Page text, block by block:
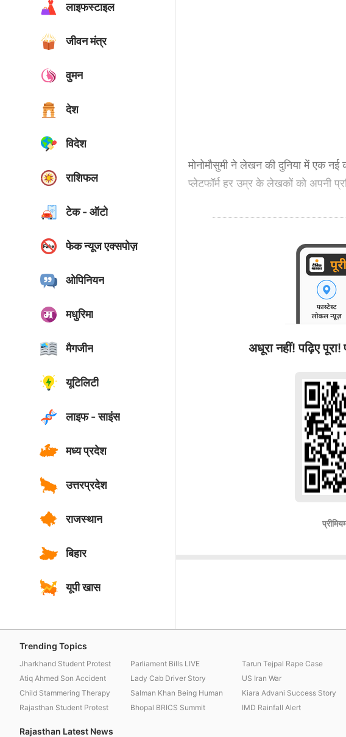
लाइफस्टाइल
जीवन मंत्र
वुमन
देश
विदेश
राशिफल
टेक - ऑटो
फेक न्यूज एक्सपोज़
ओपिनियन
मधुरिमा
मैगजीन
यूटिलिटी
लाइफ - साइंस
मध्य प्रदेश
उत्तरप्रदेश
राजस्थान
बिहार
यूपी खास
मोनोमौसुमी ने लेखन की दुनिया में एक
प्लेटफॉर्म हर उम्र के लेखकों को अपनी
अधूरा नहीं! पढ़िए पूरा!
Trending Topics
Jharkhand Student Protest Parliament Bills LIVE Tarun Tejpal Rape Case
Atiq Ahmed Son Accident
Lady Cab Driver Story US Iran War
Child Stammering Therapy
Salman Khan Being Human Kiara Advani Success Story
Rajasthan Student Protest
Bhopal BRICS Summit IMD Rainfall Alert
Rajasthan Latest News